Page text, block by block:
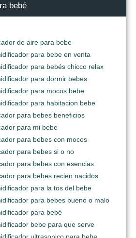
bebé
de aire para bebe
para bebe en venta
para bebés chicco relax
para dormir bebes
para mocos bebe
para habitacion bebe
para bebes beneficios
para mi bebe
para bebes con mocos
para bebes si o no
para bebes con esencias
para bebes recien nacidos
para la tos del bebe
para bebes bueno o malo
para bebé
bebe para que serve
ultrasonico para bebe